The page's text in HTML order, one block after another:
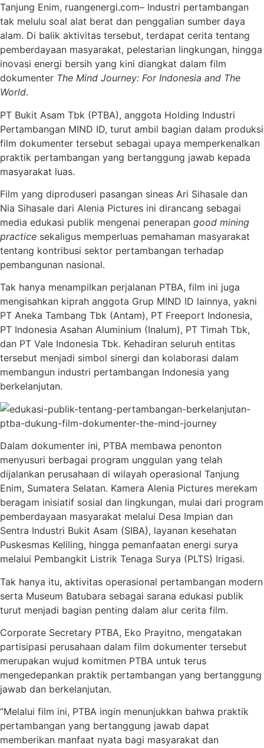
Tanjung Enim, ruangenergi.com– Industri pertambangan
tak melulu soal alat berat dan penggalian sumber daya
alam. Di balik aktivitas tersebut, terdapat cerita tentang
pemberdayaan masyarakat, pelestarian lingkungan, hingga
inovasi energi bersih yang kini diangkat dalam film
dokumenter The Mind Journey: For Indonesia and The
World.
PT Bukit Asam Tbk (PTBA), anggota Holding Industri
Pertambangan MIND ID, turut ambil bagian dalam produksi
film dokumenter tersebut sebagai upaya memperkenalkan
praktik pertambangan yang bertanggung jawab kepada
masyarakat luas.
Film yang diproduseri pasangan sineas Ari Sihasale dan
Nia Sihasale dari Alenia Pictures ini dirancang sebagai
media edukasi publik mengenai penerapan good mining
practice sekaligus memperluas pemahaman masyarakat
tentang kontribusi sektor pertambangan terhadap
pembangunan nasional.
Tak hanya menampilkan perjalanan PTBA, film ini juga
mengisahkan kiprah anggota Grup MIND ID lainnya, yakni
PT Aneka Tambang Tbk (Antam), PT Freeport Indonesia,
PT Indonesia Asahan Aluminium (Inalum), PT Timah Tbk,
dan PT Vale Indonesia Tbk. Kehadiran seluruh entitas
tersebut menjadi simbol sinergi dan kolaborasi dalam
membangun industri pertambangan Indonesia yang
berkelanjutan.
Dalam dokumenter ini, PTBA membawa penonton
menyusuri berbagai program unggulan yang telah
dijalankan perusahaan di wilayah operasional Tanjung
Enim, Sumatera Selatan. Kamera Alenia Pictures merekam
beragam inisiatif sosial dan lingkungan, mulai dari program
pemberdayaan masyarakat melalui Desa Impian dan
Sentra Industri Bukit Asam (SIBA), layanan kesehatan
Puskesmas Keliling, hingga pemanfaatan energi surya
melalui Pembangkit Listrik Tenaga Surya (PLTS) Irigasi.
Tak hanya itu, aktivitas operasional pertambangan modern
serta Museum Batubara sebagai sarana edukasi publik
turut menjadi bagian penting dalam alur cerita film.
Corporate Secretary PTBA, Eko Prayitno, mengatakan
partisipasi perusahaan dalam film dokumenter tersebut
merupakan wujud komitmen PTBA untuk terus
mengedepankan praktik pertambangan yang bertanggung
jawab dan berkelanjutan.
“Melalui film ini, PTBA ingin menunjukkan bahwa praktik
pertambangan yang bertanggung jawab dapat
memberikan manfaat nyata bagi masyarakat dan